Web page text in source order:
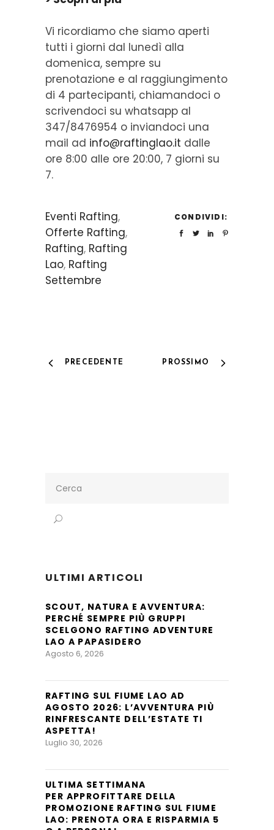
Vi ricordiamo che siamo aperti
tutti i giorni dal lunedì alla
domenica, sempre su
prenotazione e al raggiungimento
di 4 partecipanti, chiamandoci o
scrivendoci su whatsapp al
347/8476954 o inviandoci una
mail ad info@raftinglao.it dalle
ore 8:00 alle ore 20:00, 7 giorni su
7.
Eventi Rafting,
Offerte Rafting,
Rafting, Rafting
Lao, Rafting
Settembre
CONDIVIDI:
PRECEDENTE PROSSIMO
for:
ULTIMI ARTICOLI
SCOUT, NATURA E AVVENTURA:
PERCHÉ SEMPRE PIÙ GRUPPI
SCELGONO RAFTING ADVENTURE
LAO A PAPASIDERO
Agosto 6, 2026
RAFTING SUL FIUME LAO AD
AGOSTO 2026: L’AVVENTURA PIÙ
RINFRESCANTE DELL’ESTATE TI
ASPETTA!
Luglio 30, 2026
ULTIMA SETTIMANA
PER APPROFITTARE DELLA
PROMOZIONE RAFTING SUL FIUME
LAO: PRENOTA ORA E RISPARMIA 5